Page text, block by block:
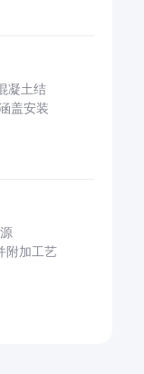
凝土结
盖安装
附加工艺